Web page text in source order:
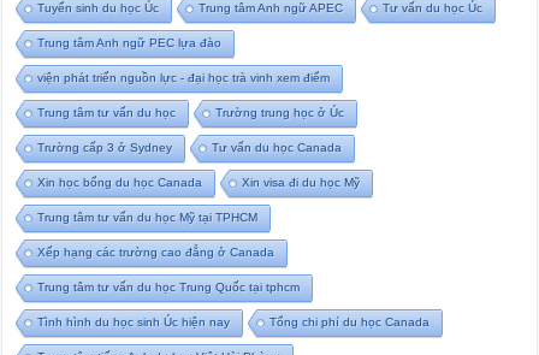
Tuyển sinh du học Úc Trung tâm Anh ngữ APEC Tư vấn du học Úc
Trung tâm Anh ngữ PEC lựa đào
viện phát triển nguồn lực - đại học trà vinh xem điểm
Trung tâm tư vấn du học Trường trung học ở Úc
Trường cấp 3 ở Sydney Tư vấn du học Canada
Xin học bổng du học Canada Xin visa đi du học Mỹ
Trung tâm tư vấn du học Mỹ tại TPHCM
Xếp hạng các trường cao đẳng ở Canada
Trung tâm tư vấn du học Trung Quốc tại tphcm
Tình hình du học sinh Úc hiện nay Tổng chi phí du học Canada